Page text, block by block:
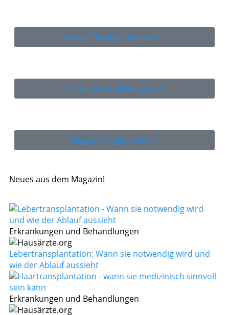
Ladival Beruhigungsserum*
Lorano Pro Antiallergikum*
Allegra Allergietabletten*
Neues aus dem Magazin!
Erkrankungen und Behandlungen
Lebertransplantation: Wann sie notwendig wird und
wie der Ablauf aussieht
Erkrankungen und Behandlungen